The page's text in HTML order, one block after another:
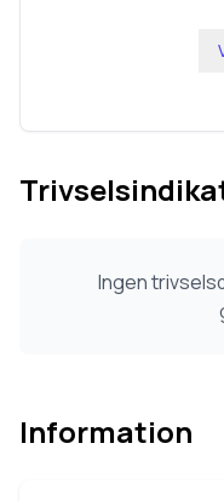
Ingen
Information